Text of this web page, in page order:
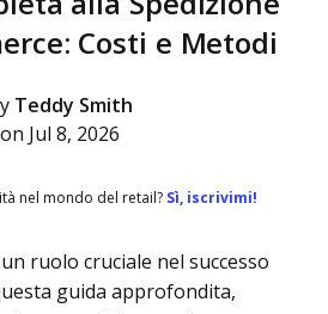
Costi e Metodi
Teddy Smith
on Jul 8, 2026
nel mondo del retail?Sì, iscrivimi!
ruolo cruciale nel successo
guida approfondita,